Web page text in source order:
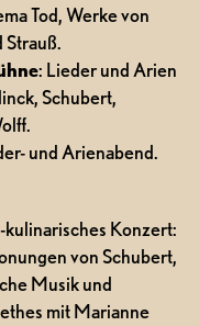
Tod, Werke von
Strauß.
: Lieder und Arien
Schubert,
und Arienabend.
Konzert:
von Schubert,
Musik und
mit Marianne